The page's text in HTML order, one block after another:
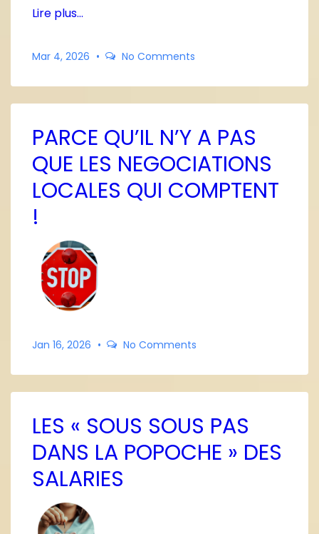
Lire plus…
Mar 4, 2026 No Comments
PARCE QU’IL N’Y A PAS
QUE LES NEGOCIATIONS
LOCALES QUI COMPTENT
!
Jan 16, 2026 No Comments
LES « SOUS SOUS PAS
DANS LA POPOCHE » DES
SALARIES